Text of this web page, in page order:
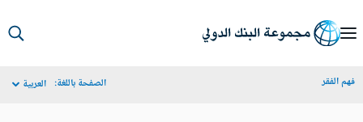
الفقر الصفحة باللغة: العربية